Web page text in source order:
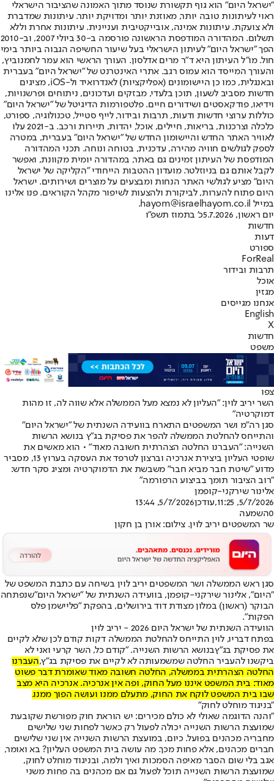
"ישראל היום" הוא גוף תקשורת שנוסד מתוך האמונה שהציבור הישראלי
ראוי לעיתונות טובה יותר, מאוזנת יותר ומדויקת יותר. עיתונות שמדברת
ולא צועקת. עיתונות אמינה, אובייקטיבית ועניינית. עיתונות אחרת וללא
תשלום. המהדורה המודפסת הראשונה פורסמה ב-30 ביולי 2007, וב-2010
הפך "ישראל היום" לעיתון הישראלי בעל שיעור החשיפה הגבוה ביותר בימי
חול. מו"ל העיתון היא ד"ר מרים אדלסון. העורך הראשי הוא עמר לחמנוביץ,
והעורך המייסד הוא עמוס רגב. אתרי האינטרנט של "ישראל היום" בעברית
ובאנגלית, כמו כן היישומונים (אפליקציות) לאנדרואיד ול-iOS, מציגים
חדשות מסביב לשעון, תוכן בלעדי, מבזקים ועדכונים, ניתוחים ופרשנויות,
וידיאו, פודקאסטים ושידורים חיים. פלטפורמות הדיגיטל של "ישראל היום"
כוללות ערוצי חדשות ודעות, תרבות ובידור, לייף סטייל, טכנולוגיה, ספורט,
כלכלה וצרכנות, בריאות, חיילים, אוכל, יהדות, תיירות ורכב. ב-2021 עלו
לאוויר האתר החדש והיישומון החדש של "ישראל היום" בעברית, במטרה
לספק לגולשים חוויה מהירה, עדכנית, בטוחה ונוחה. תכני המהדורה
המודפסת של העיתון זמינים גם באתר, במהדורה יומית מקוונת, ואפשר
לקבל אותם גם בניוזלטר. מועדון ההטבות הייחודי "הקליקה של ישראל
היום" מציע לגולשי האתר הנחות ומבצעים על מוצרים ושירותים. ישראל
היום פתוח להערות, לביקורת ולהצעות לשיפור מקהל הקוראים. פנו אלינו
במייל hayom@israelhayom.co.il.
יום ראשון, 5.7.2026
כ' בתמוז תשפ"ו
חדשות
דעות
ספורט
ForReal
תרבות ובידור
אוכל
מגזין
אנחנו מגייסים
English
X
חדשות
משפט
צפו
השר יריב לוין: "העליון לא נמצא מעל הממשלה אלא שווה לה, זו מהות
דמוקרטיה"
סגן רה"מ ושר המשפטים התארח בוועידה השנתית של "ישראל היום"
והתייחס להחלטת הממשלה להפר את פסיקת בג"ץ בנושא הרשות
השנייה: "העברנו החלטה הצהרתית חשובה מאוד" • הוא מאשים את
שופטי העליון ביצירת אנרכיה וברצון לטרפד את העסקה בערוץ 13, מסביר
מדוע "שיטת חבר מביא חבר" משבשת את הדמוקרטיה ומציג סקר חדש:
"רוב הציבור תומך בביצוע הרפורמה"
אלינור שירקני-קופמן
5/7/2026, 11:25
,עודכן5/7/2026, 13:44
0השמעה
שר המשפטים יריב לוין. צילום: אורן בן חקון
סגן ראש הממשלה ושר המשפטים יריב לוין בשיחה עם כתבת המשפט של
"היום", אלינור שירקני-קופמן, בוועידה השנתית של "ישראל היום"שנפתחה
הבוקר (ראשון) במלון מצודת דוד בירושלים, בהפקת "פליישמן פלס
הפקות".
הוועידה השנתית של ישראל היום 2026 - יריב לוין
בפתח דבריו, לוין התייחס להחלטת הממשלה דקות קודם לכן שלא לקיים
את פסיקת בג"ץבנושא הרשות השנייה. "קודם כל, השר קרעי ואני לא
ביקשנו להעביר החלטה שמשמעותה לא לקיים את פסיקת בג"ץ,העברנו
החלטה הצהרתית בממשלה, החלטה חשובה מאוד שאומרת דבר פשוט
מאוד: בית המשפט איננו מעל החוק, ופה אין אנרכיה. אנרכיה היא מצב
שבו בית המשפט לוקח את החוק, מתעלם ממנו ועושה הפוך ממנו.
"בניגוד מוחלט לחוק"
"והנה הדוגמה שאולי לא כולם מכירים: יש הוראת חוק מפורשת שקובעת
שמועצת הרשות השנייה יכולה לפעול רק כאשר לפחות שני שלישים
מחבריה מכהנים בפועל. כיום, במועצת הרשות השנייה אין שני שלישים
חברים מכהנים, אלא פחות מכך. מה עושה בית המשפט העליון? בא ואומר,
אגב בלי שום הסבר מאיפה הסמכות ואיך ולמה, ובניגוד מוחלט לחוק,
שמועצת הרשות השנייה תוכל לפעול גם אם מכהנים בה פחות משני